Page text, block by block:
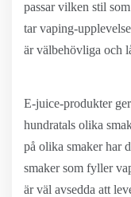
passar vilken stil
tar vaping-
är välbehövliga och
E-juice-produkter
hundratals olika
på olika smaker har
smaker som fyller
är väl avsedda att